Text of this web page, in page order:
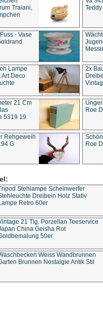
Traiani,
- Vase
Lampe
Art Deco
2x
21 Cm
5319 19
Roe
Rehgeweih
G
Roe
Stehlampe Scheinwerfer
Dreibein Holz Stativ
Retro 60er
21 Tlg. Porzellan Teeservice
China Geisha Rot
50er
Weiss Wandbrunnen
Brunnen Nostalgie Antik Stil